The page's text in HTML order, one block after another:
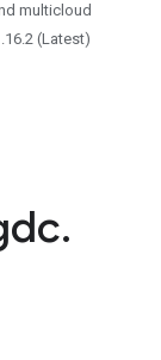
multicloud
(Latest)
.